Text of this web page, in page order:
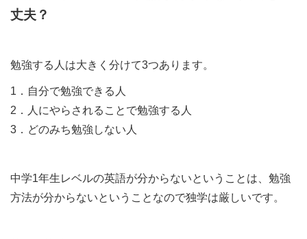
丈夫？
勉強する人は大きく分けて3つあります。
1．自分で勉強できる人
2．人にやらされることで勉強する人
3．どのみち勉強しない人
中学1年生レベルの英語が分からないということは、勉強
方法が分からないということなので独学は厳しいです。